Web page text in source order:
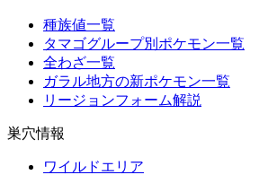
種族値一覧
タマゴグループ別ポケモン一覧
全わざ一覧
ガラル地方の新ポケモン一覧
リージョンフォーム解説
巣穴情報
ワイルドエリア